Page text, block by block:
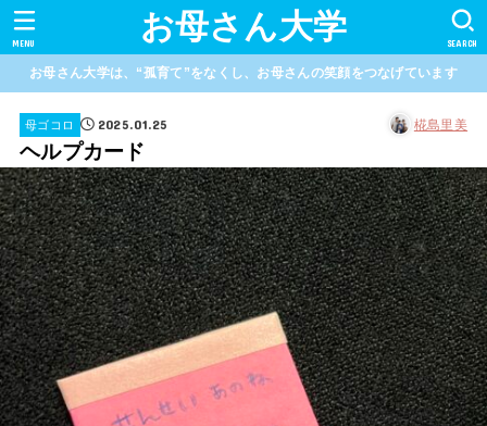
お母さん大学 SEARCH
MENU
お母さん大学は、“孤育て”をなくし、お母さんの笑顔をつなげています
母ゴコロ 2025.01.25 椛島里美
ヘルプカード